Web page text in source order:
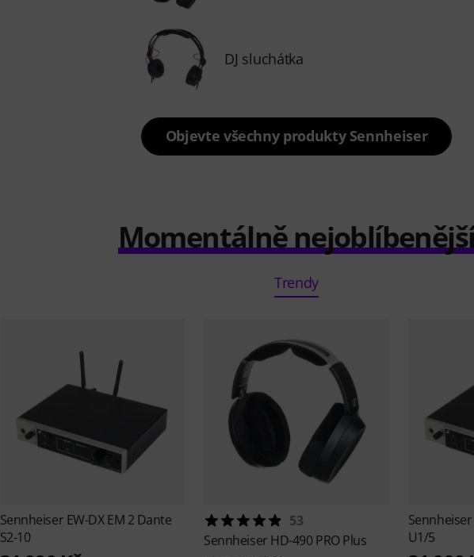
DJ sluchátka
Objevte všechny produkty Sennheiser
Momentálně
Trendy
Sennheiser EW-DX EM 2 Dante
S2-10
53
Sennheiser HD-490 PRO Plus
Sennheiser
U1/5